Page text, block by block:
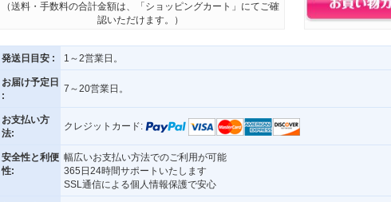
（送料・手数料の合計金額は、「ショッピングカート」にてご確
認いただけます。）
発送日目安 : 1～2営業日。
お届け予定日
:
7～20営業日。
お支払い方
法:
クレジットカード:
安全性と利便
性:
幅広いお支払い方法でのご利用が可能
365日24時間サポートいたします
SSL通信による個人情報保護で安心